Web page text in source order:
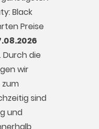
Black
Preise
Durch die
wir
zum
sind
und